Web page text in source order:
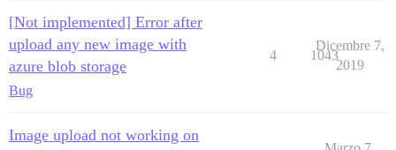
[Not implemented] Error after
upload any new image with
azure blob storage
Bug
4 1043
Dicembre 7,
2019
Image upload not working on